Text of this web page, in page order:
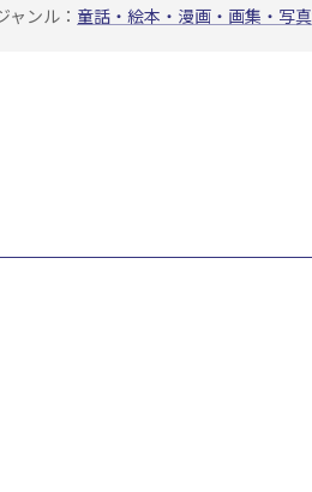
ャンル： 童話・絵本・漫画・画集・写